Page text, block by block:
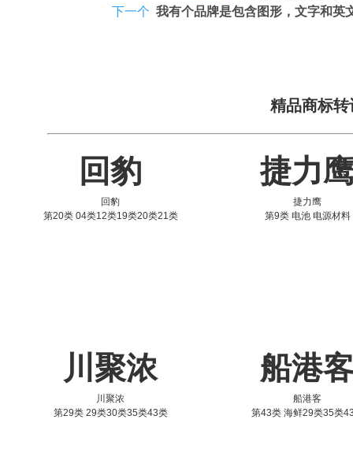
下一个 我有个品牌是包含图形，文字和英
精品商标转
回豹
回豹
第20类 04类12类19类20类21类
捷力
捷力鹰
第9类 电池 电源材料
川聚浓
川聚浓
第29类 29类30类35类43类
船港
船港客
第43类 海鲜29类35类